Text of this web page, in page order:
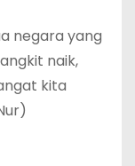
negara yang
naik,
kita